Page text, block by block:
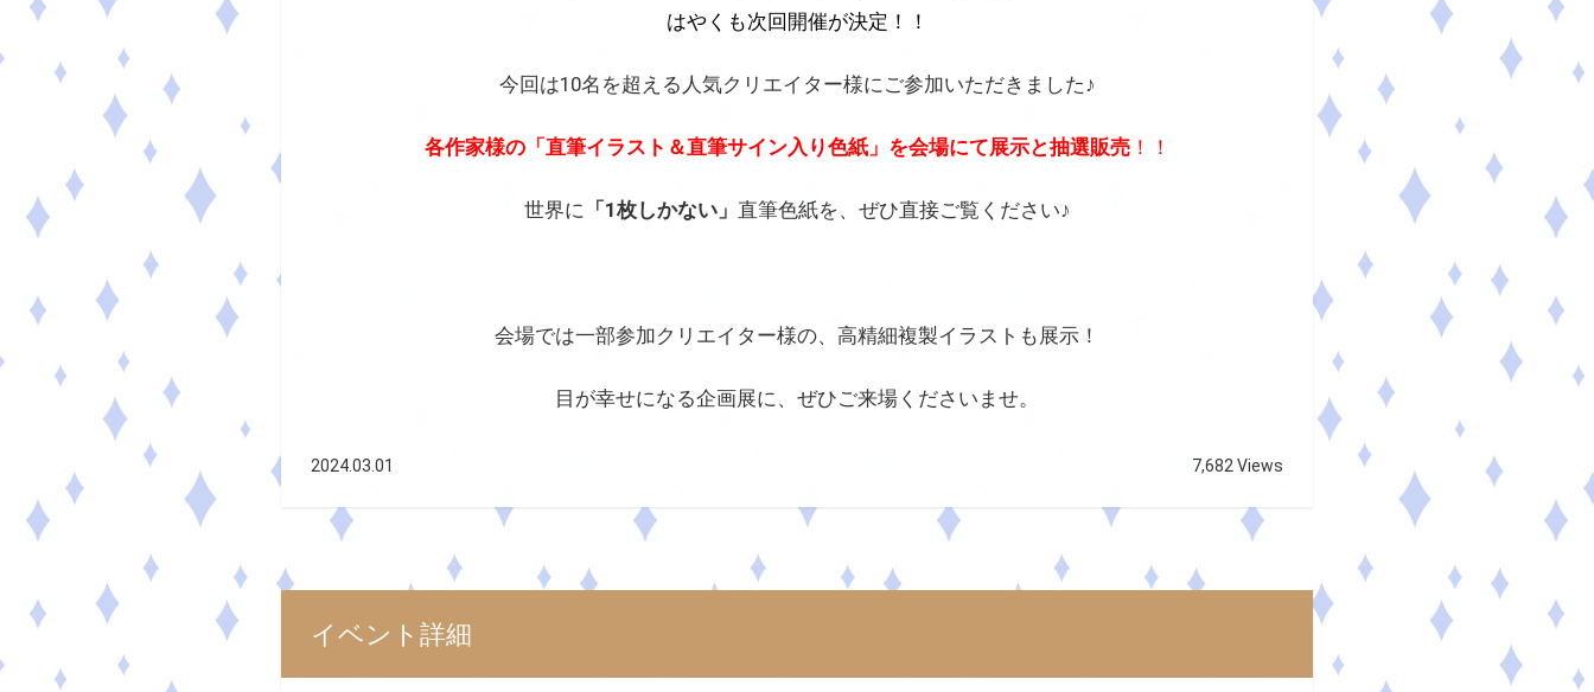
はやくも次回開催が決定！！
今回は10名を超える人気クリエイター様にご参加いただきました♪
各作家様の「直筆イラスト＆直筆サイン入り色紙」を会場にて展示と抽選販売！！
世界に 「1枚しかない」 直筆色紙を、ぜひ直接ご覧ください♪
会場では一部参加クリエイター様の、高精細複製イラストも展示！
目が幸せになる企画展に、ぜひご来場くださいませ。
2024.03.01 7,682 Views
イベント詳細